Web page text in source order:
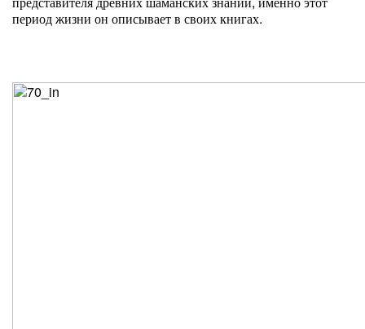
период жизни он описывает в своих книгах.